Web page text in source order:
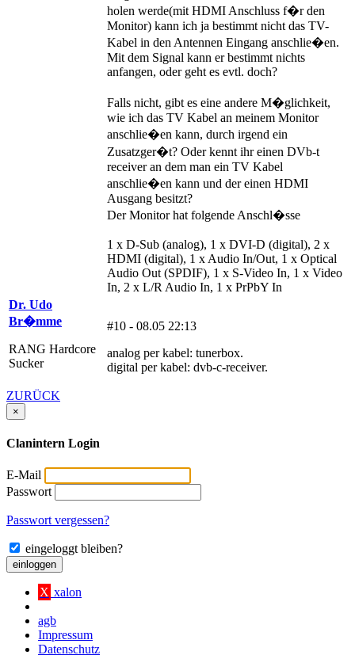
holen werde(mit HDMI Anschluss f�r den
Monitor) kann ich ja bestimmt nicht das TV-
Kabel in den Antennen Eingang anschlie�en.
Mit dem Signal kann er bestimmt nichts
anfangen, oder geht es evtl. doch?
Falls nicht, gibt es eine andere M�glichkeit,
wie ich das TV Kabel an meinem Monitor
anschlie�en kann, durch irgend ein
Zusatzger�t? Oder kennt ihr einen DVb-t
receiver an dem man ein TV Kabel
anschlie�en kann und der einen HDMI
Ausgang besitzt?
Der Monitor hat folgende Anschl�sse
1 x D-Sub (analog), 1 x DVI-D (digital), 2 x
HDMI (digital), 1 x Audio In/Out, 1 x Optical
Audio Out (SPDIF), 1 x S-Video In, 1 x Video
In, 2 x L/R Audio In, 1 x PrPbY In
Dr. Udo
Br�mme
RANG Hardcore
Sucker
#10 - 08.05 22:13
analog per kabel: tunerbox.
digital per kabel: dvb-c-receiver.
ZURÜCK
×
Clanintern Login
E-Mail
Passwort
Passwort vergessen?
eingeloggt bleiben?
einloggen
X xalon
agb
Impressum
Datenschutz